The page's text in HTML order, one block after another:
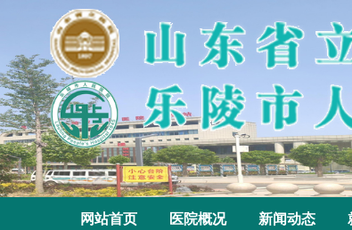
网站首页 医院概况 新闻动态